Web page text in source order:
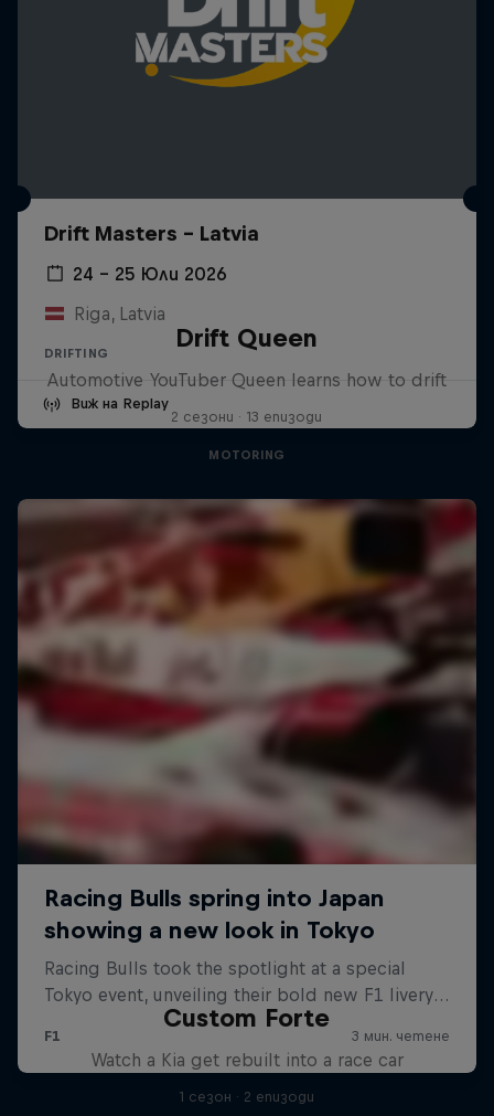
Drift Masters – Latvia
24 – 25 Юли 2026
Riga, Latvia
DRIFTING
Виж на Replay
Drift Queen
Automotive YouTuber Queen learns how to drift
2 сезони · 13 епизоди
MOTORING
Custom Forte
Watch a Kia get rebuilt into a race car
1 сезон · 2 епизоди